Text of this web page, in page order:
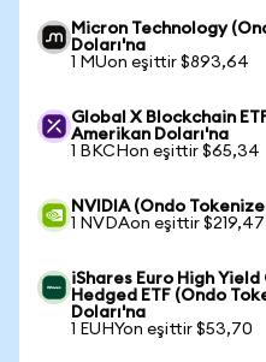
Micron Technology
Doları'na
1 MUon eşittir $893,64
Global X Blockchain
Amerikan Doları'na
1 BKCHon eşittir $65,34
NVIDIA (Ondo
1 NVDAon eşittir $219,47
iShares Euro High
Hedged ETF (Ondo
Doları'na
1 EUHYon eşittir $53,70